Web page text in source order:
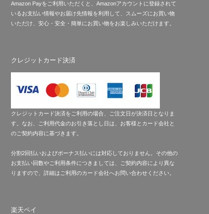
Amazon Payをご利用いただくと、Amazonアカウントに登録されて
いるお支払い情報やお届け先情報を利用して、スムーズにお買い物
いただけ、安心・安全・簡単にお買い物をお楽しみいただけます。
クレジットカード決済
クレジットカード決済をご利用の場合、ご注文日が決済日となりま
す。なお、ご利用代金のお引き落とし日は、お客様とカード会社と
のご契約内容に基づきます。
分割2回払いおよびボーナス払いには対応しておりません。その他の
お支払い回数やご利用条件につきましては、ご契約内容により異な
りますので、詳細はご利用のカード会社へお問い合わせください。
楽天ペイ